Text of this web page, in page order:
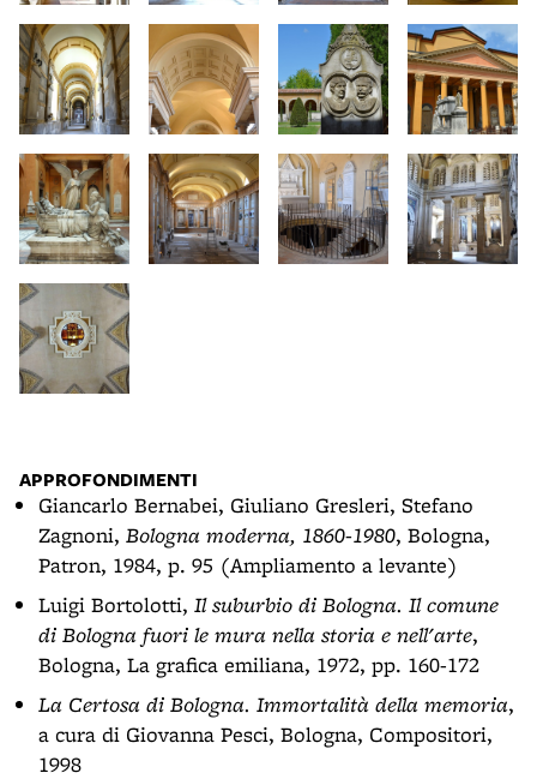
APPROFONDIMENTI
Giancarlo Bernabei, Giuliano Gresleri, Stefano
Zagnoni, Bologna moderna, 1860-1980, Bologna,
Patron, 1984, p. 95 (Ampliamento a levante)
Luigi Bortolotti, Il suburbio di Bologna. Il comune
di Bologna fuori le mura nella storia e nell'arte,
Bologna, La grafica emiliana, 1972, pp. 160-172
La Certosa di Bologna. Immortalità della memoria,
a cura di Giovanna Pesci, Bologna, Compositori,
1998